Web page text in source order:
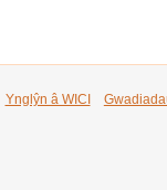
Ynglŷn â WICI